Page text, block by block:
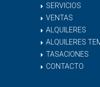
SERVICIOS
VENTAS
ALQUILERES
ALQUILERES
TASACIONES
CONTACTO